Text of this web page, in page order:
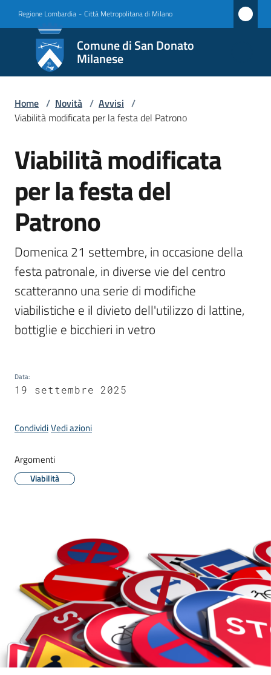
Regione Lombardia - Città Metropolitana di Milano
Comune di San Donato
Milanese
Comune
di San
Donato
Milanese
Amministrazione
Menu selezionato
Servizi
Vivere
San
Donato
Milanese
gli
argomenti
su
Home / Novità / Avvisi /
Viabilità modificata per la festa del Patrono
Salta al contenuto
Viabilità modificata
per la festa del
Patrono
Domenica 21 settembre, in occasione della
festa patronale, in diverse vie del centro
scatteranno una serie di modifiche
viabilistiche e il divieto dell'utilizzo di lattine,
bottiglie e bicchieri in vetro
Data:
19 settembre 2025
CondividiVedi azioni
Argomenti
Viabilità